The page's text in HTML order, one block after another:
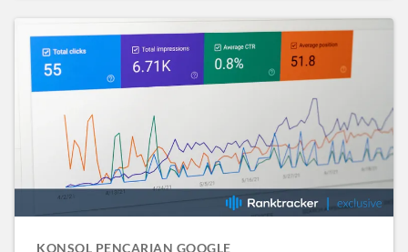
KONSOL PENCARIAN GOOGLE